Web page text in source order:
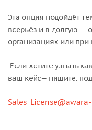
Эта опция подойдёт
всерьёз и в долгую —
организациях или
Если хотите узнать
ваш кейс— пишите,